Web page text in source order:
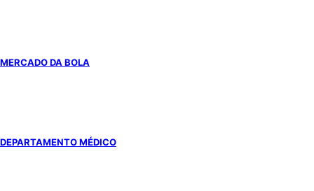
MERCADO DA BOLA
DEPARTAMENTO MÉDICO